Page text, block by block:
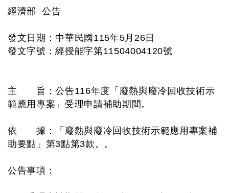
經濟部 公告
發文日期：中華民國115年5月26日
發文字號：經授能字第11504004120號
主 旨：公告116年度「廢熱與廢冷回收技術示
範應用專案」受理申請補助期間。
依 據：「廢熱與廢冷回收技術示範應用專案補
助要點」第3點第3款。。
公告事項：